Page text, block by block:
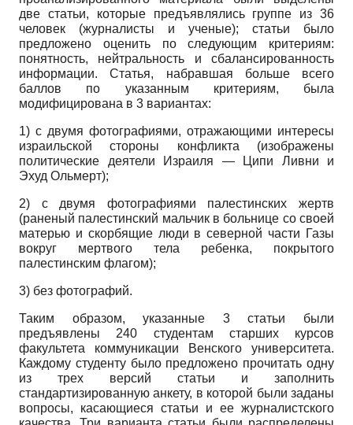
две статьи, которые предъявлялись группе из 36
человек (журналисты и ученые); статьи было
предложено оценить по следующим критериям:
понятность, нейтральность и сбалансированность
информации. Статья, набравшая больше всего
баллов по указанным критериям, была
модифицирована в 3 вариантах:
1) с двумя фотографиями, отражающими интересы
израильской стороны конфликта (изображены
политические деятели Израиля — Ципи Ливни и
Эхуд Ольмерт);
2) с двумя фотографиями палестинских жертв
(раненый палестинский мальчик в больнице со своей
матерью и скорбящие люди в северной части Газы
вокруг мертвого тела ребенка, покрытого
палестинским флагом);
3) без фотографий.
Таким образом, указанные 3 статьи были
предъявлены 240 студентам старших курсов
факультета коммуникации Венского университета.
Каждому студенту было предложено прочитать одну
из трех версий статьи и заполнить
стандартизированную анкету, в которой были заданы
вопросы, касающиеся статьи и ее журналистского